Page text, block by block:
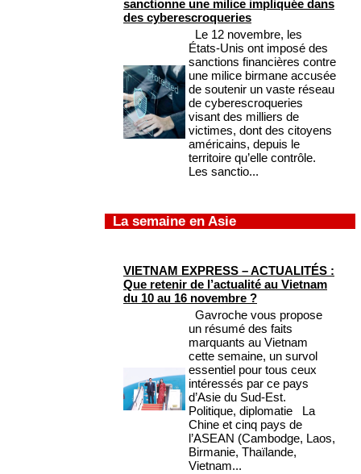
sanctionne une milice impliquée dans
des cyberescroqueries
Le 12 novembre, les
États-Unis ont imposé des
sanctions financières contre
une milice birmane accusée
de soutenir un vaste réseau
de cyberescroqueries
visant des milliers de
victimes, dont des citoyens
américains, depuis le
territoire qu’elle contrôle.
Les sanctio...
La semaine en Asie
VIETNAM EXPRESS – ACTUALITÉS :
Que retenir de l’actualité au Vietnam
du 10 au 16 novembre ?
Gavroche vous propose
un résumé des faits
marquants au Vietnam
cette semaine, un survol
essentiel pour tous ceux
intéressés par ce pays
d’Asie du Sud-Est.
Politique, diplomatie La
Chine et cinq pays de
l’ASEAN (Cambodge, Laos,
Birmanie, Thaïlande,
Vietnam...